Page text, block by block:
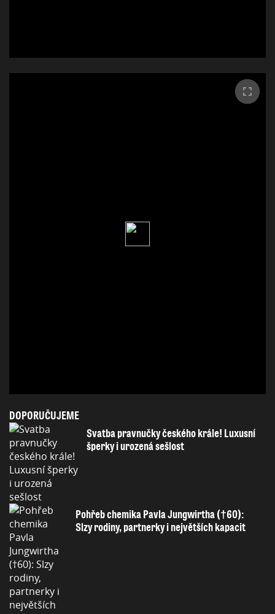
DOPORUČUJEME
Svatba pravnučky českého krále! Luxusní
šperky i urozená sešlost
Pohřeb chemika Pavla Jungwirtha (†60):
Slzy rodiny, partnerky i největších kapacit